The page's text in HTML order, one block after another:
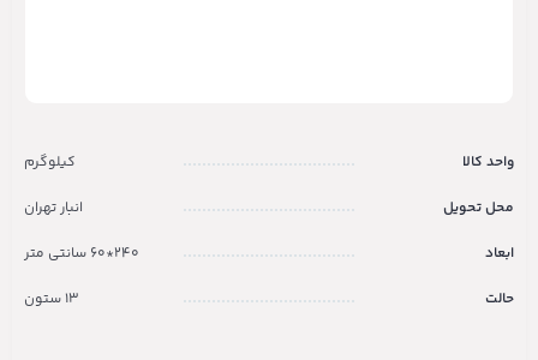
واحد کالا
کیلوگرم
محل تحویل
انبار تهران
ابعاد
240*60 سانتی متر
حالت
13 ستون